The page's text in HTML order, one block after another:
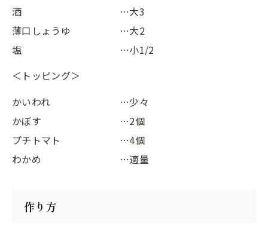
酒
…大3
薄口しょうゆ
…大2
塩
…小1/2
＜トッピング＞
かいわれ
…少々
かぼす
…2個
プチトマト
…4個
わかめ
…適量
作り方